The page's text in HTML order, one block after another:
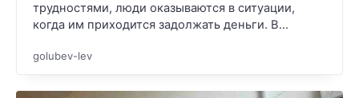
трудностями, люди оказываются в ситуации,
когда им приходится задолжать деньги. В…
golubev-lev